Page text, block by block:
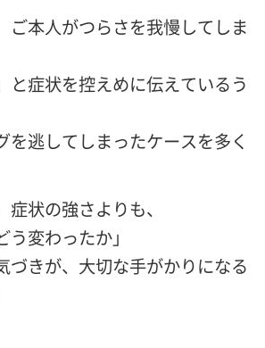
ご本人がつらさを我慢してしま
と症状を控えめに伝えているう
を逃してしまったケースを多く
状の強さよりも、
う変わったか」
づきが、大切な手がかりになる